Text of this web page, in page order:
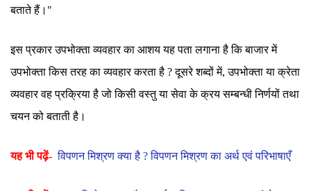
बताते हैं।"
इस प्रकार उपभोक्ता व्यवहार का आशय यह पता लगाना है कि बाजार में
उपभोक्ता किस तरह का व्यवहार करता है ? दूसरे शब्दों में, उपभोक्ता या क्रेता
व्यवहार वह प्रक्रिया है जो किसी वस्तु या सेवा के क्रय सम्बन्धी निर्णयों तथा
चयन को बताती है।
यह भी पढ़ें- विपणन मिश्रण क्या है ? विपणन मिश्रण का अर्थ एवं परिभाषाएँ